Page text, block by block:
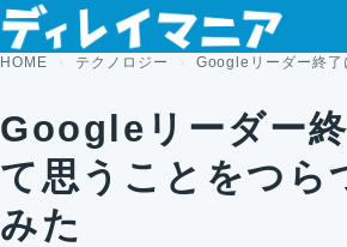
コンテンツへスキップ
HOME テクノロジー Googleリーダー終了
Googleリーダー
て思うことをつら
みた